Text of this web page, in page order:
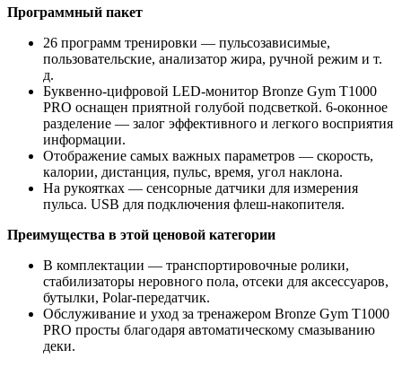
Программный пакет
26 программ тренировки — пульсозависимые,
пользовательские, анализатор жира, ручной режим и т.
д.
Буквенно-цифровой LED-монитор Bronze Gym T1000
PRO оснащен приятной голубой подсветкой. 6-оконное
разделение — залог эффективного и легкого восприятия
информации.
Отображение самых важных параметров — скорость,
калории, дистанция, пульс, время, угол наклона.
На рукоятках — сенсорные датчики для измерения
пульса. USB для подключения флеш-накопителя.
Преимущества в этой ценовой категории
В комплектации — транспортировочные ролики,
стабилизаторы неровного пола, отсеки для аксессуаров,
бутылки, Polar-передатчик.
Обслуживание и уход за тренажером Bronze Gym T1000
PRO просты благодаря автоматическому смазыванию
деки.